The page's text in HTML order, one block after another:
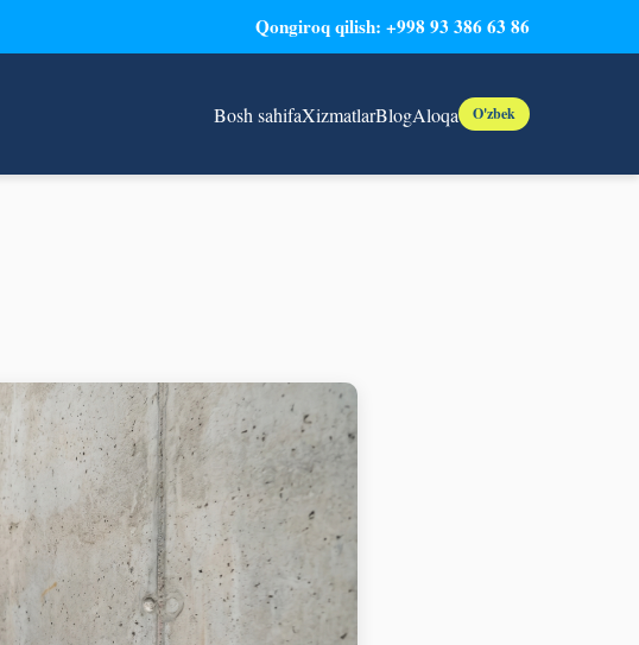
Qongiroq qilish: +998 93 386 63 86
Bosh sahifaXizmatlarBlogAloqa O'zbek